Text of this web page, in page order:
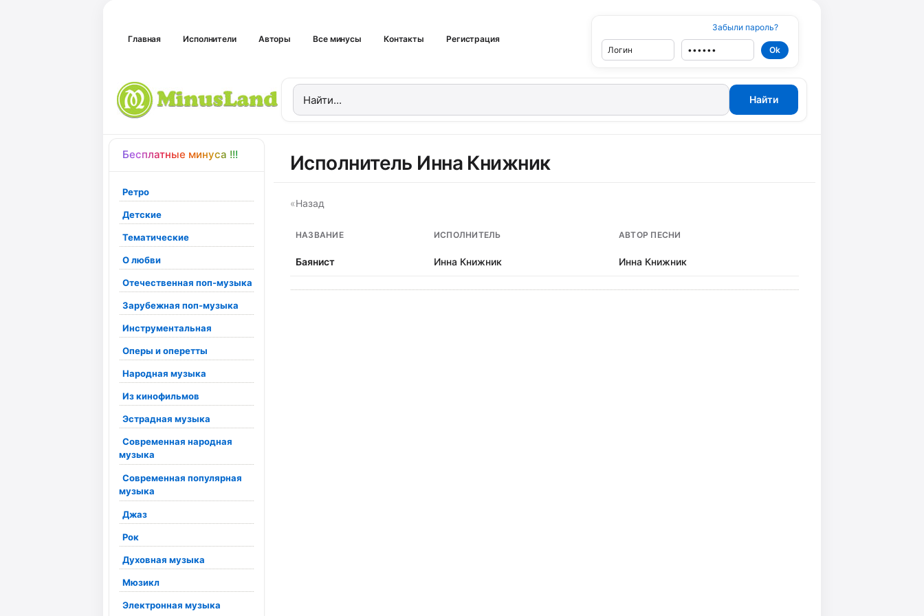
Главная Исполнители Авторы Все минусы Контакты Регистрация
Забыли пароль?
Бесплатные минуса !!!
Ретро
Детские
Тематические
О любви
Отечественная поп-музыка
Зарубежная поп-музыка
Инструментальная
Оперы и оперетты
Народная музыка
Из кинофильмов
Эстрадная музыка
Современная народная
музыка
Современная популярная
музыка
Джаз
Рок
Духовная музыка
Мюзикл
Электронная музыка
Исполнитель Инна Книжник
«Назад
НАЗВАНИЕ ИСПОЛНИТЕЛЬ АВТОР ПЕСНИ
Баянист Инна Книжник Инна Книжник